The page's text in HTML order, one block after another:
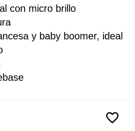
con micro brillo
y baby boomer, ideal
favorite_border